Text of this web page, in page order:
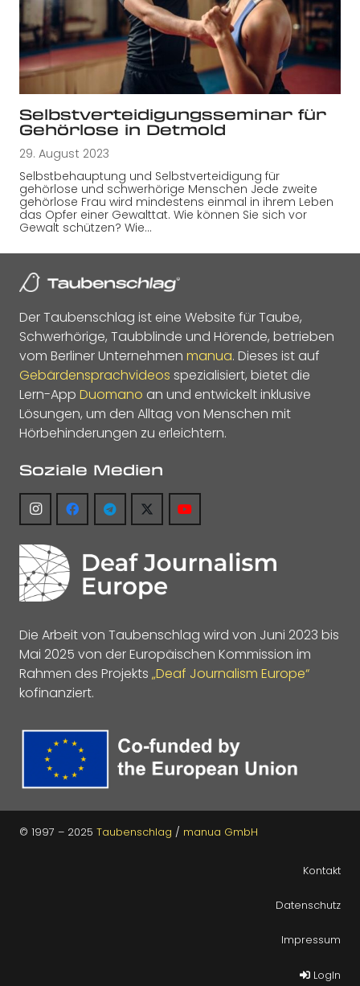
Selbstverteidigungsseminar für
Gehörlose in Detmold
29. August 2023
Selbstbehauptung und Selbstverteidigung für
gehörlose und schwerhörige Menschen Jede zweite
gehörlose Frau wird mindestens einmal in ihrem Leben
das Opfer einer Gewalttat. Wie können Sie sich vor
Gewalt schützen? Wie…
Der Taubenschlag ist eine Website für Taube,
Schwerhörige, Taubblinde und Hörende, betrieben
vom Berliner Unternehmen manua. Dieses ist auf
Gebärdensprachvideos spezialisiert, bietet die
Lern-App Duomano an und entwickelt inklusive
Lösungen, um den Alltag von Menschen mit
Hörbehinderungen zu erleichtern.
Soziale Medien
Die Arbeit von Taubenschlag wird von Juni 2023 bis
Mai 2025 von der Europäischen Kommission im
Rahmen des Projekts „Deaf Journalism Europe“
kofinanziert.
© 1997 – 2025 Taubenschlag / manua GmbH
Kontakt
Datenschutz
Impressum
LogIn